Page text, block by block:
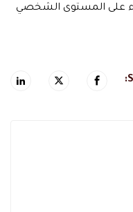
على المستوى الشخصي